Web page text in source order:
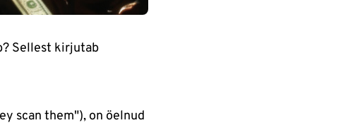
Sellest kirjutab
scan them"), on öelnud